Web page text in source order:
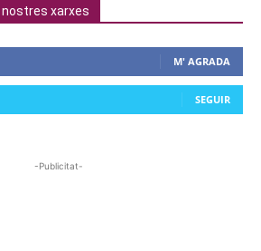
xarxes
M' AGRADA
SEGUIR
-Publicitat-